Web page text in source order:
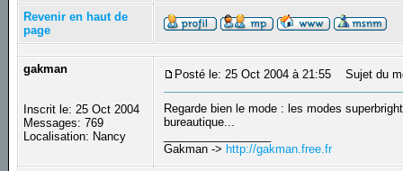
Revenir en haut de
page
gakman
Inscrit le: 25 Oct 2004
Messages: 769
Localisation: Nancy
Posté le: 25 Oct 2004 à 21:55 Sujet du
Regarde bien le mode : les modes
bureautique...
Gakman -> http://gakman.free.fr